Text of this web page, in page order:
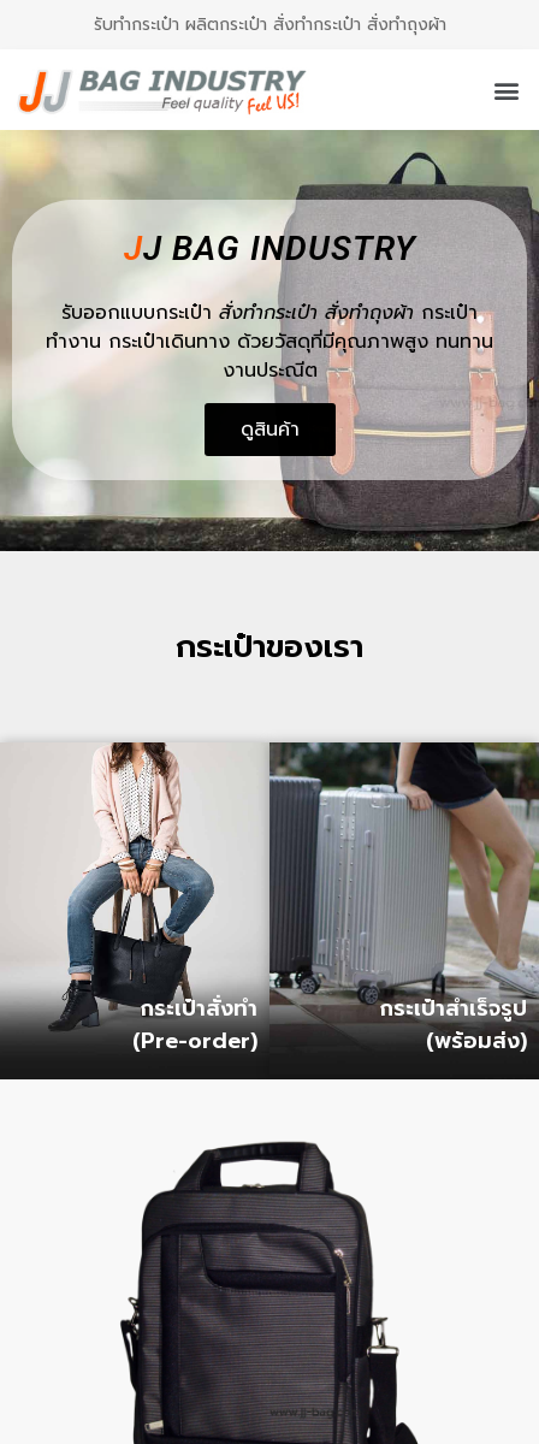
รับทำกระเป๋า ผลิตกระเป๋า สั่งทำกระเป๋า สั่งทำถุงผ้า
JJ BAG INDUSTRY
รับออกแบบกระเป๋า สั่งทำกระเป๋า สั่งทำถุงผ้า กระเป๋า
ทำงาน กระเป๋าเดินทาง ด้วยวัสดุที่มีคุณภาพสูง ทนทาน
งานประณีต
ดูสินค้า
กระเป๋าของเรา
กระเป๋าสั่งทำ
(Pre-order)
กระเป๋าสั่งทำ
(Pre-order)
ดูสินค้า »
กระเป๋าสำเร็จรูป
(พร้อมส่ง)
กระเป๋าสำเร็จรูป
(พร้อมส่ง)